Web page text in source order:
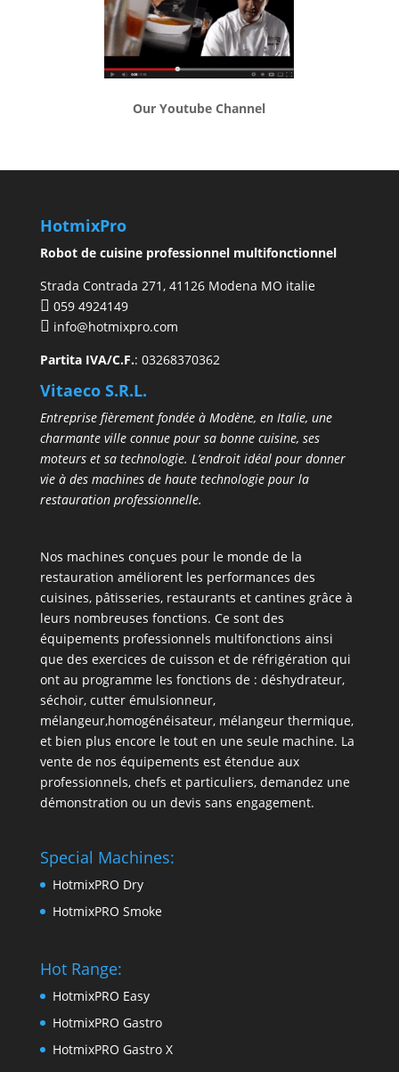
Our Youtube Channel
HotmixPro
Robot de cuisine professionnel multifonctionnel
Strada Contrada 271, 41126 Modena MO italie
059 4924149
info@hotmixpro.com
Partita IVA/C.F.: 03268370362
Vitaeco S.R.L.
Entreprise fièrement fondée à Modène, en Italie, une
charmante ville connue pour sa bonne cuisine, ses
moteurs et sa technologie. L’endroit idéal pour donner
vie à des machines de haute technologie pour la
restauration professionnelle.
Nos machines conçues pour le monde de la
restauration améliorent les performances des
cuisines, pâtisseries, restaurants et cantines grâce à
leurs nombreuses fonctions. Ce sont des
équipements professionnels multifonctions ainsi
que des exercices de cuisson et de réfrigération qui
ont au programme les fonctions de : déshydrateur,
séchoir, cutter émulsionneur,
mélangeur,homogénéisateur, mélangeur thermique,
et bien plus encore le tout en une seule machine. La
vente de nos équipements est étendue aux
professionnels, chefs et particuliers, demandez une
démonstration ou un devis sans engagement.
Special Machines:
HotmixPRO Dry
HotmixPRO Smoke
Hot Range:
HotmixPRO Easy
HotmixPRO Gastro
HotmixPRO Gastro X